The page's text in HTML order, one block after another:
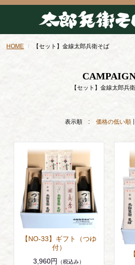
HOME 【セット】金線太郎兵衛そば
【セット】金線太郎兵
表示順 : 価格の低い順
【NO-33】ギフト（つゆ
付）
3,960円
（税込み）